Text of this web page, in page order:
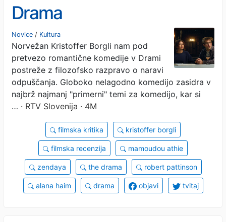
Drama
Novice / Kultura
Norvežan Kristoffer Borgli nam pod
pretvezo romantične komedije v Drami
postreže z filozofsko razpravo o naravi
odpuščanja. Globoko nelagodno komedijo zasidra v
najbrž najmanj "primerni" temi za komedijo, kar si
… · RTV Slovenija · 4M
filmska kritika kristoffer borgli
filmska recenzija mamoudou athie
zendaya the drama robert pattinson
alana haim drama objavi tvitaj